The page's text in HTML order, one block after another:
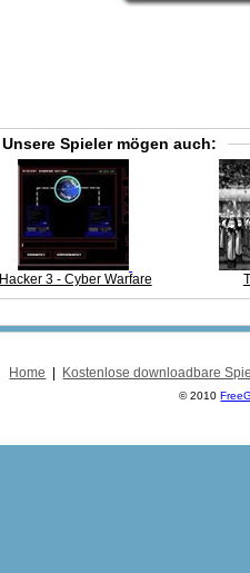
Unsere Spieler mögen auch:
Hacker 3 - Cyber Warfare
Home Kostenlose downloadbare
© 2010